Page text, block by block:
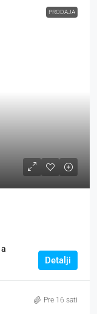
PRODAJA
a
Detalji
Pre 16 sati